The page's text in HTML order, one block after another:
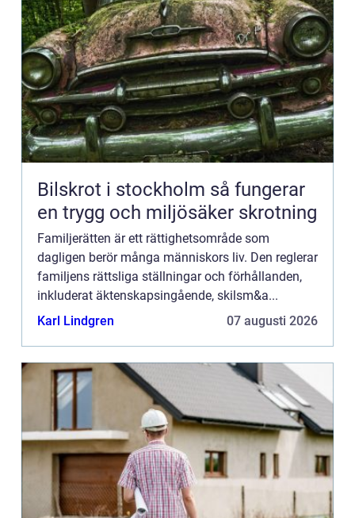
Bilskrot i stockholm så fungerar
en trygg och miljösäker skrotning
Familjerätten är ett rättighetsområde som
dagligen berör många människors liv. Den reglerar
familjens rättsliga ställningar och förhållanden,
inkluderat äktenskapsingående, skilsm&a...
Karl Lindgren
07 augusti 2026